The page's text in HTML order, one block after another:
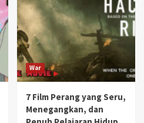
War
7 Film Perang yang Seru,
Menegangkan, dan